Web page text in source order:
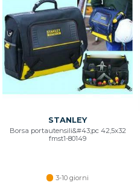
STANLEY
Borsa portautensili&#43;pc 42,5x32
fmst1-80149
3-10 giorni